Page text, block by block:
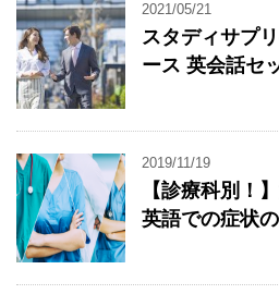
2021/05/21
スタディサプ
ース 英会話セ
2019/11/19
【診療科別！
英語での症